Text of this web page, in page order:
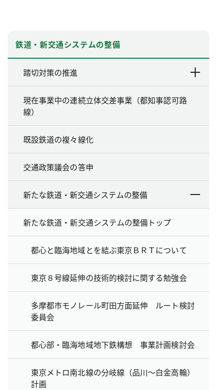
鉄道・新交通システムの整備
踏切対策の推進
現在事業中の連続立体交差事業（都知事認可路
線）
既設鉄道の複々線化
交通政策議会の答申
新たな鉄道・新交通システムの整備
新たな鉄道・新交通システムの整備トップ
都心と臨海地域とを結ぶ東京ＢＲＴについて
東京８号線延伸の技術的検討に関する勉強会
多摩都市モノレール町田方面延伸 ルート検討
委員会
都心部・臨海地域地下鉄構想 事業計画検討会
東京メトロ南北線の分岐線（品川～白金高輪）
計画